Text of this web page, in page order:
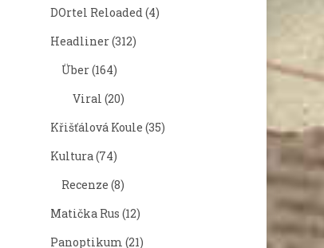
DOrtel Reloaded(4)
Headliner(312)
Über(164)
Viral (20)
Křišťálová Koule (35)
Kultura(74)
Recenze (8)
Matička Rus (12)
Panoptikum (21)